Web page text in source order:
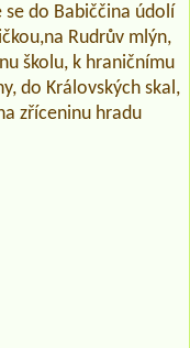
do Babiččina údolí
Rudrův mlýn,
školu, k hraničnímu
do Královských skal,
zříceninu hradu